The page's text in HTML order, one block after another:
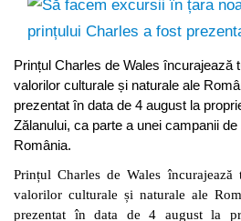
Prințul Charles de Wales încurajează
valorilor culturale și naturale ale
prezentat în data de 4 august la
Zălanului, ca parte a unei campanii
România.
Prințul Charles de Wales încurajează
valorilor culturale și naturale ale
prezentat în data de 4 august la